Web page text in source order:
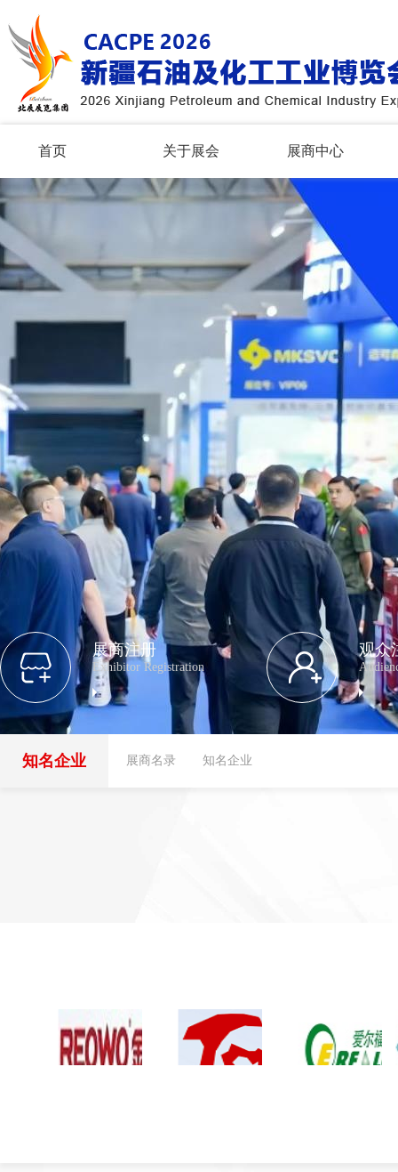
首页 关于展会 展商中心
展商注册
Exhibitor Registration
观众
知名企业 展商名录 知名企业